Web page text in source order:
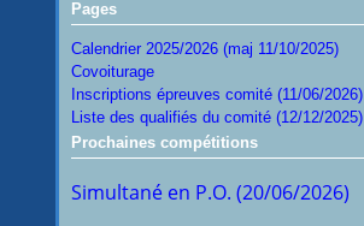
Pages
Calendrier 2025/2026 (maj 11/10/2025)
Covoiturage
Inscriptions épreuves comité (11/06/2026)
Liste des qualifiés du comité (12/12/2025)
Prochaines compétitions
Simultané en P.O. (20/06/2026)